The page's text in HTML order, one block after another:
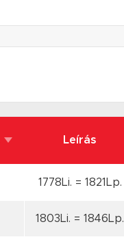
Leírás
1778Li. = 1821Lp.
1803Li. = 1846Lp.